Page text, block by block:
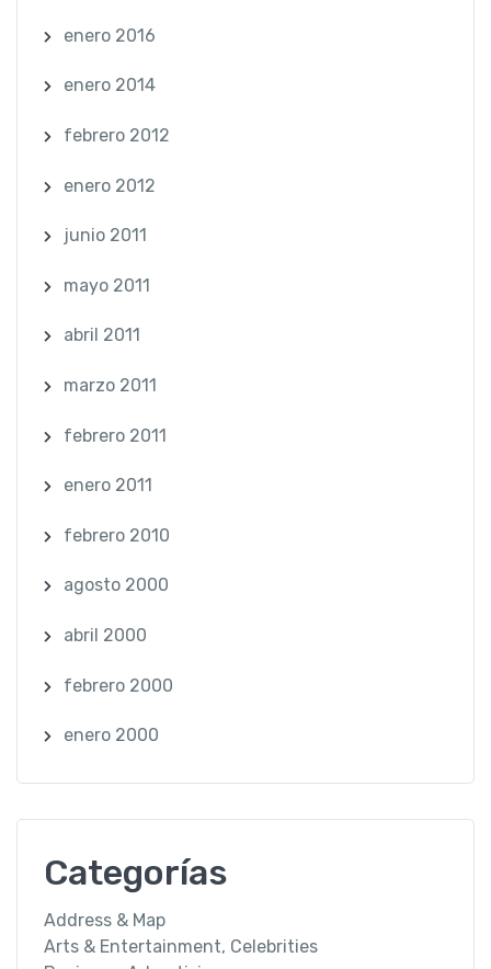
enero 2016
enero 2014
febrero 2012
enero 2012
junio 2011
mayo 2011
abril 2011
marzo 2011
febrero 2011
enero 2011
febrero 2010
agosto 2000
abril 2000
febrero 2000
enero 2000
Categorías
Address & Map
Arts & Entertainment, Celebrities